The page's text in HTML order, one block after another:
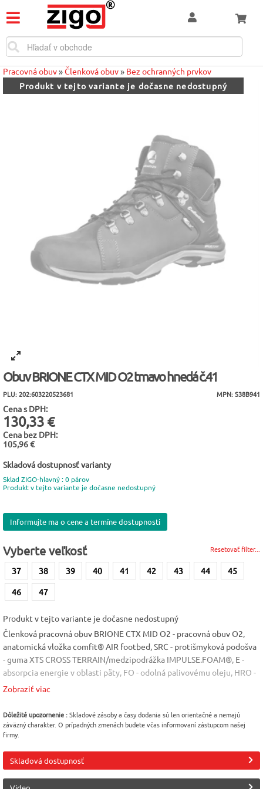
Pracovná obuv»Členková obuv» Bez ochranných prvkov
Produkt v tejto variante je dočasne nedostupný
Obuv BRIONE CTX MID O2 tmavo hnedá č.41
PLU: 202:603220523681 MPN: S38B941
Cena s DPH:
130,33 €
Cena bez DPH:
105,96 €
Skladová dostupnosť varianty
Sklad ZIGO-hlavný : 0 párov
Produkt v tejto variante je dočasne nedostupný
Informujte ma o cene a termíne dostupnosti
Resetovať filter...
Vyberte veľkosť
37 38 39 40 41 42 43 44
45
46
47
Produkt v tejto variante je dočasne nedostupný
Členková pracovná obuv BRIONE CTX MID O2 - pracovná obuv O2,
anatomická vložka comfit® AIR footbed, SRC - protišmyková podošva
- guma XTS CROSS TERRAIN/medzipodrážka IMPULSE.FOAM®, E -
absorpcia energie v oblasti päty, FO - odolná palivovému oleju, HRO -
odolná kontaktnému teplu do 300 °C, WR - vode odolná, A -
podšívka - priedušná s COA.TEX® membránou. Norma: EN 20347.
Veľkosť: 37-47
Vlastnosť
Vodeodolná
tepelne odolná
(HRO)
Farba
Zobraziť viac
Dôležité upozornenie :Skladové zásoby a časy dodania sú len orientačné a nemajú
záväzný charakter. O prípadných zmenách budete včas informovaní zástupcom našej
firmy.
Skladová dostupnosť